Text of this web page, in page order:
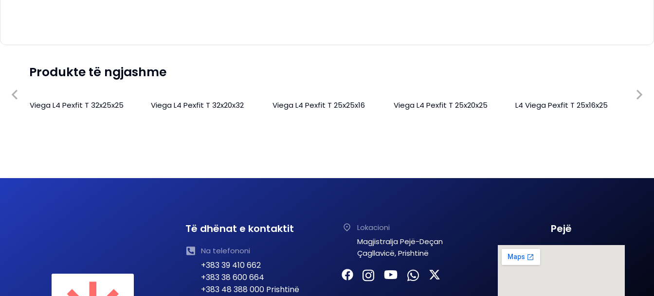
Produkte të ngjashme
Viega L4 Pexfit T 32x25x25 Viega L4 Pexfit T 32x20x32 Viega L4 Pexfit T 25x25x16 Viega L4 Pexfit T 25x20x25 L4 Viega Pexfit T 25x16x25
Të dhënat e kontaktit
Na telefononi
+383 39 410 662
+383 38 600 664
+383 48 388 000 Prishtinë
Lokacioni
Magjistralja Pejë-Deçan
Çagllavicë, Prishtinë
Pejë